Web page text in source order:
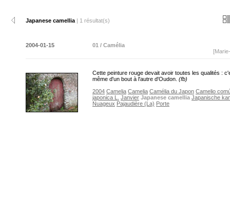
Japanese camellia | 1 résultat(s)
2004-01-15
01 / Camélia
Cette peinture rouge devait avoir toutes les qualités :
même d'un bout à l'autre d'Oudon. (fb)
2004 Camelia Camelia Camélia du Japon Camelio
japonica L.
Janvier Japanese camellia Japanische
Nuageux Pajaudière (La) Porte